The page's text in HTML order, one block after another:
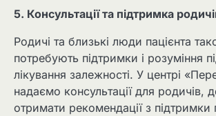
5. Консультації та підтримка
Родичі та близькі люди пацієнта
потребують підтримки і розуміння
лікування залежності. У центрі
надаємо консультації для родичів,
отримати рекомендації з підтримки